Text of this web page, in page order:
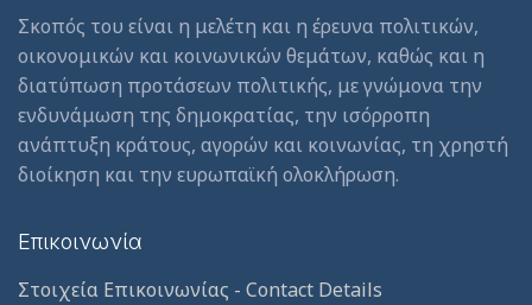
Σκοπός του είναι η μελέτη και η έρευνα πολιτικών,
οικονομικών και κοινωνικών θεμάτων, καθώς και η
διατύπωση προτάσεων πολιτικής, με γνώμονα την
ενδυνάμωση της δημοκρατίας, την ισόρροπη
ανάπτυξη κράτους, αγορών και κοινωνίας, τη χρηστή
διοίκηση και την ευρωπαϊκή ολοκλήρωση.
Επικοινωνία
Στοιχεία Επικοινωνίας - Contact Details